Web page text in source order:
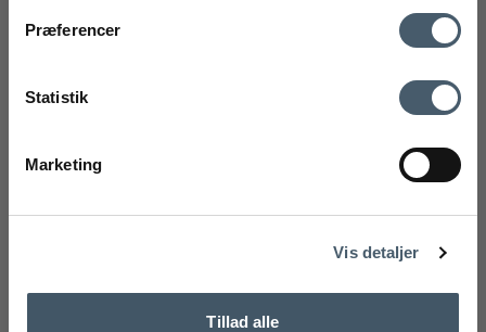
Præferencer
Statistik
Marketing
Vis detaljer
Tillad alle
markedsføring med gode tilbud og inspiration. Du kan altid trække dit
samtykke tilbage. Med dit samtykke accepterer du desuden vores